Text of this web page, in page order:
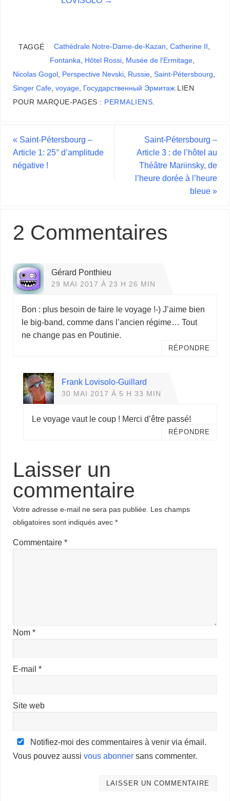
TAGGÉ Cathédrale Notre-Dame-de-Kazan Catherine II
Fontanka
Hôtel Rossi, Musée de l'Ermitage,
Nicolas Gogol Perspective Nevski Russie ,Saint-Pétersbourg
Singer Cafe ,voyage Государственный Эрмитаж LIEN
POUR MARQUE-PAGES : PERMALIENS
« Saint-Pétersbourg –
Article 1: 25° d’amplitude
négative !
Saint-Pétersbourg –
Article 3 : de l’hôtel au
Théâtre Mariinsky, de
l’heure dorée à l’heure
bleue »
2 Commentaires
Gérard Ponthieu
29 MAI 2017 À 23 H 26 MIN
Bon : plus besoin de faire le voyage !-) J’aime bien
le big-band, comme dans l’ancien régime… Tout
ne change pas en Poutinie.
RÉPONDRE
Frank Lovisolo-Guillard
30 MAI 2017 À 5 H 33 MIN
Le voyage vaut le coup ! Merci d’être passé!
RÉPONDRE
Laisser un
commentaire
Votre adresse e-mail ne sera pas publiée. Les champs
obligatoires sont indiqués avec*
Commentaire*
Nom*
E-mail*
Site web
Notifiez-moi des commentaires à venir via émail.
Vous pouvez aussivous abonner sans commenter.